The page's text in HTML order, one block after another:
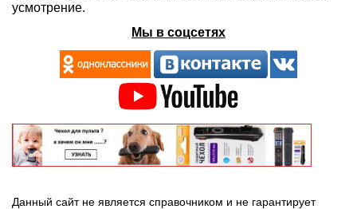
усмотрение.
Мы в соцсетях
Данный сайт не является справочником и не гарантирует